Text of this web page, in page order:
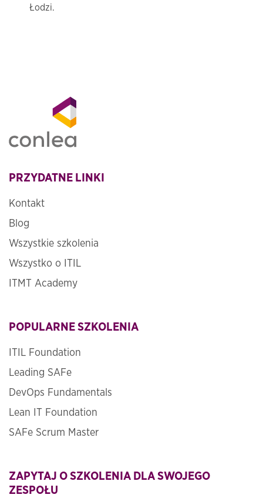
Łodzi.
PRZYDATNE LINKI
Kontakt
Blog
Wszystkie szkolenia
Wszystko o ITIL
ITMT Academy
POPULARNE SZKOLENIA
ITIL Foundation
Leading SAFe
DevOps Fundamentals
Lean IT Foundation
SAFe Scrum Master
ZAPYTAJ O SZKOLENIA DLA SWOJEGO
ZESPOŁU